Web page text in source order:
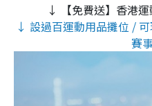
↓ 【免費送】香港
↓ 設過百運動用品攤位 /
賽